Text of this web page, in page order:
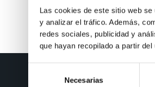
Las cookies de este sitio web
y analizar el tráfico. Además,
redes sociales, publicidad y
que hayan recopilado a partir
Necesarias
DAVID